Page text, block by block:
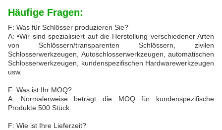
Häufige Fragen:
F: Was für Schlösser produzieren Sie?
A: •Wir sind spezialisiert auf die Herstellung verschiedener Arten
von Schlössern/transparenten Schlössern, zivilen
Schlosserwerkzeugen, Autoschlosserwerkzeugen, automatischen
Schlosserwerkzeugen, kundenspezifischen Hardwarewerkzeugen
usw.
F: Was ist Ihr MOQ?
A: Normalerweise beträgt die MOQ für kundenspezifische
Produkte 500 Stück.
F: Wie ist Ihre Lieferzeit?